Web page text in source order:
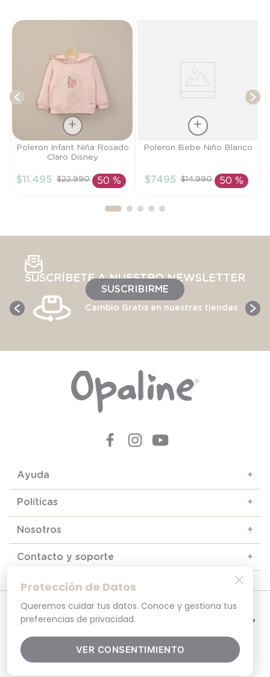
Protección de Datos
Queremos cuidar tus datos. Conoce y gestiona tus
preferencias de privacidad.
VER CONSENTIMIENTO
Talla
AÑADIR AL
Poleron Infant Niña Rosado
Claro Disney
$11 .495 $22.990 50 %
Talla
AÑADIR AL
Poleron Bebe Niño Blanco
$7495 $14.990 50 %
SUSCRÍBETE A NUESTRO NEWSLETTER
SUSCRIBIRME
Cambio Gratis en nuestras tiendas
Ayuda +
Políticas +
Nosotros +
Contacto y soporte +
© 2025. Todos los derechos reservados
Por tu seguridad, recuerda revisar siempre en tu navegador que el sitio que
visitas sea la versión oficial. La dirección opaline.cl es la única del sitio oficial de
opaline.cl es 100% seguro.